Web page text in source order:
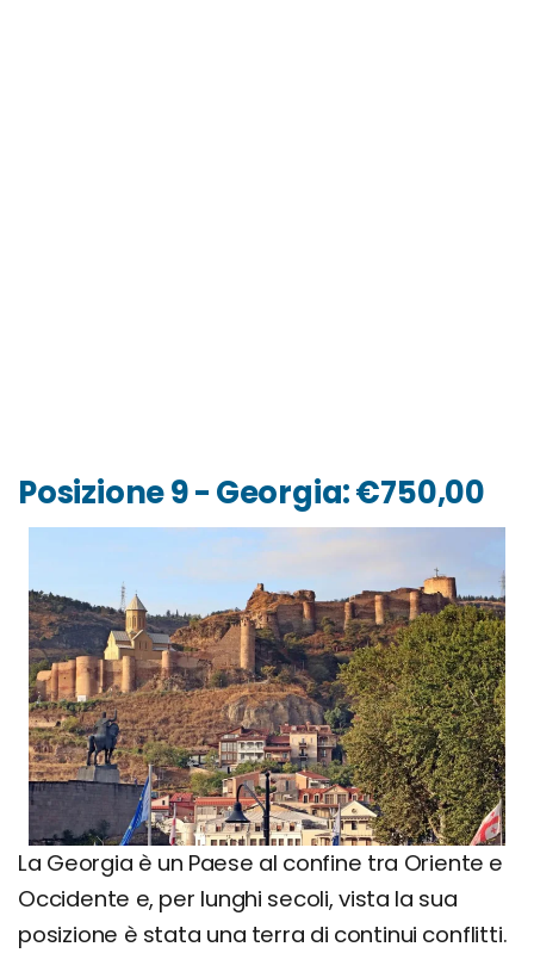
Posizione 9 - Georgia: €750,00
La Georgia è un Paese al confine tra Oriente e
Occidente e, per lunghi secoli, vista la sua
posizione è stata una terra di continui conflitti.